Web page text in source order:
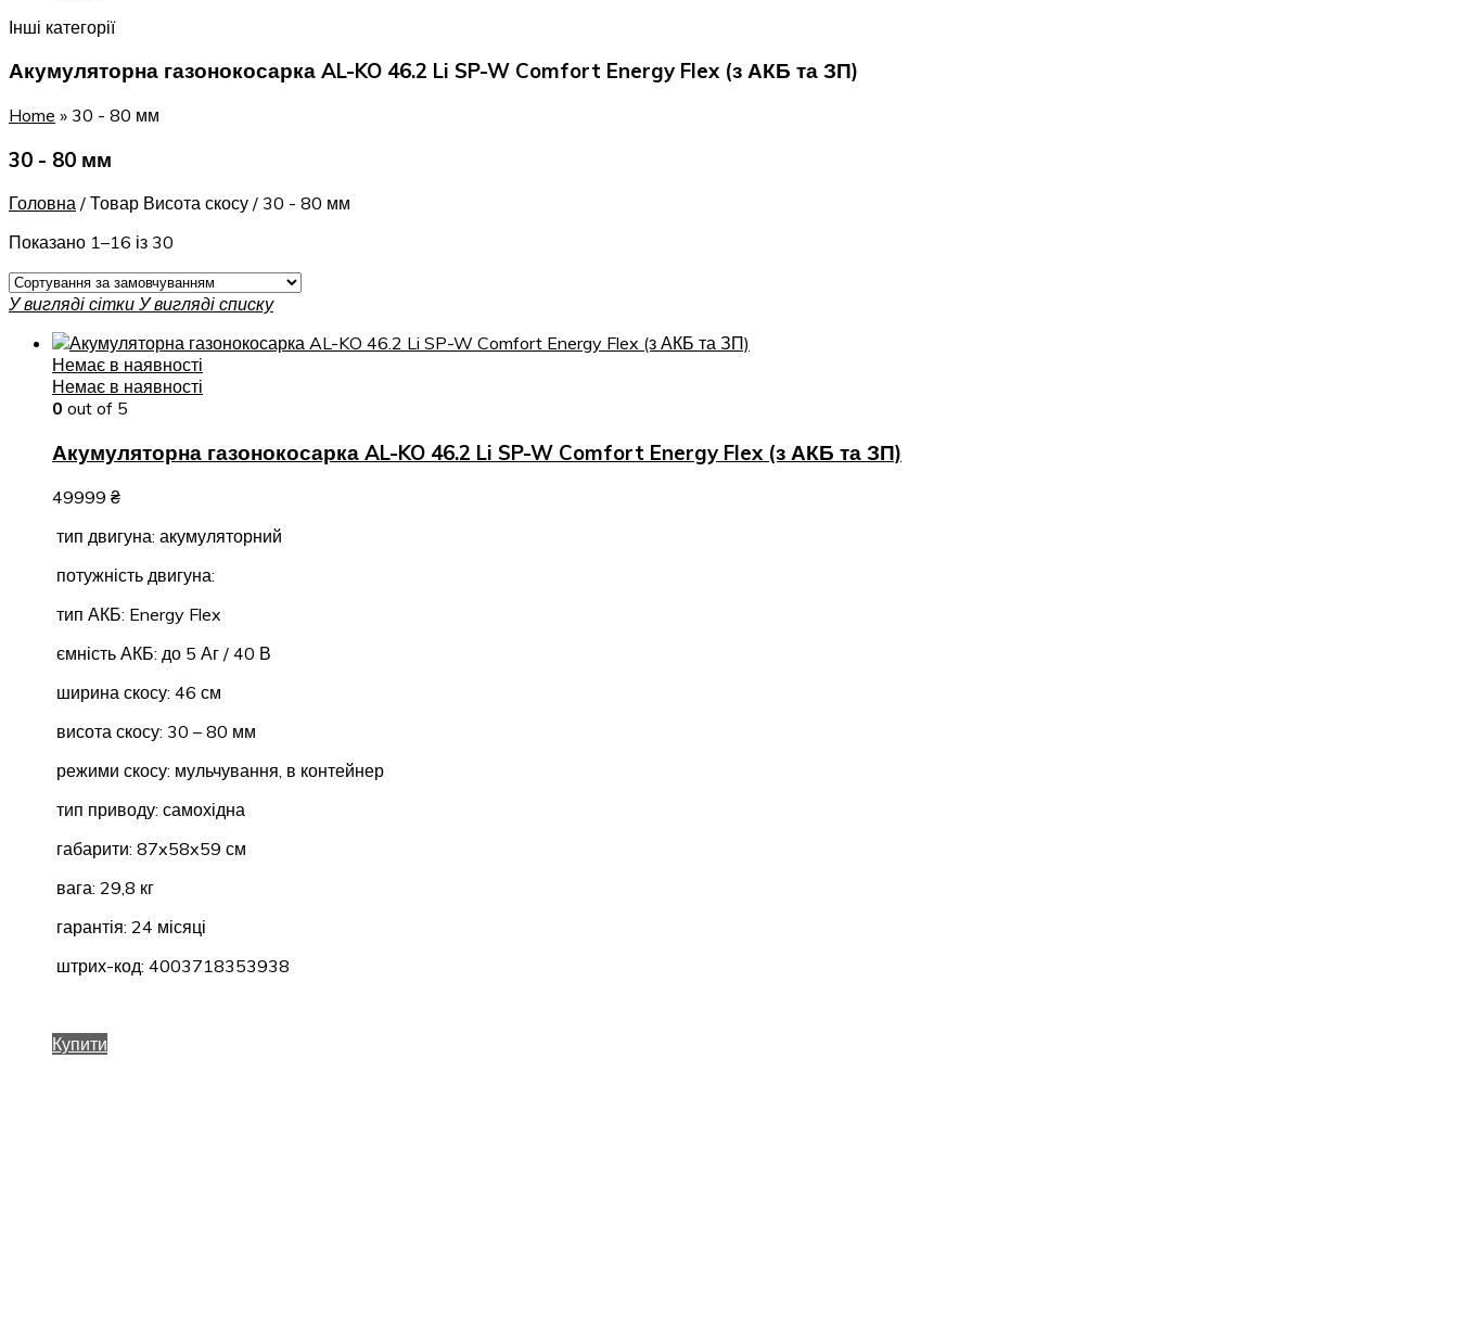
Інші категорії
Акумуляторна газонокосарка AL-KO 46.2 Li SP-W Comfort Energy Flex (з АКБ та ЗП)
Home » 30 - 80 мм
30 - 80 мм
Головна / Товар Висота скосу / 30 - 80 мм
Показано 1–16 із 30
У вигляді сітки У вигляді списку
Немає в наявності
Немає в наявності
0 out of 5
Акумуляторна газонокосарка AL-KO 46.2 Li SP-W Comfort Energy Flex (з АКБ та ЗП)
49999 ₴
тип двигуна: акумуляторний
потужність двигуна:
тип АКБ: Energy Flex
ємність АКБ: до 5 Аг / 40 В
ширина скосу: 46 см
висота скосу: 30 – 80 мм
режими скосу: мульчування, в контейнер
тип приводу: самохідна
габарити: 87x58x59 см
вага: 29,8 кг
гарантія: 24 місяці
штрих-код: 4003718353938
Купити